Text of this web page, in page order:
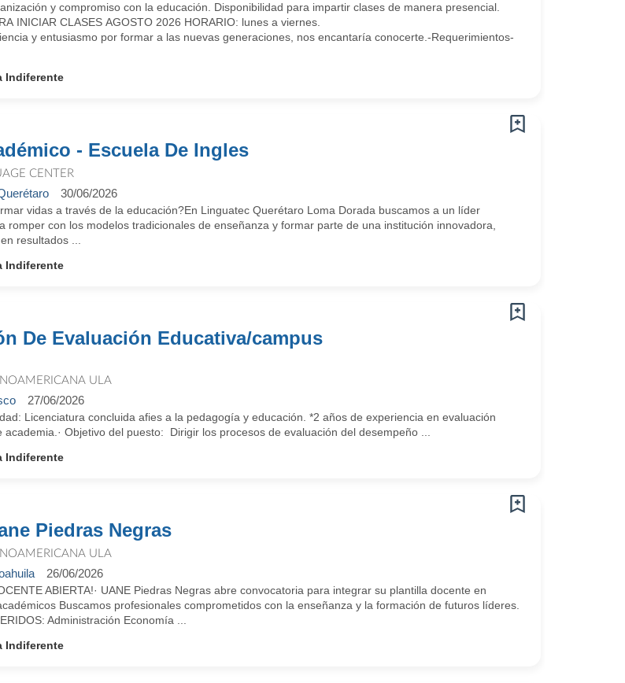
y compromiso con la educación. Disponibilidad para impartir clases de manera presencial.
INICIAR CLASES AGOSTO 2026 HORARIO: lunes a viernes.
y entusiasmo por formar a las nuevas generaciones, nos encantaría conocerte.-Requerimientos-
Indiferente
- Escuela De Ingles
CENTER
30/06/2026
vidas a través de la educación?En Linguatec Querétaro Loma Dorada buscamos a un líder
romper con los modelos tradicionales de enseñanza y formar parte de una institución innovadora,
resultados ...
Indiferente
De Evaluación Educativa/campus
ULA
27/06/2026
Licenciatura concluida afies a la pedagogía y educación. *2 años de experiencia en evaluación
Objetivo del puesto: Dirigir los procesos de evaluación del desempeño ...
Indiferente
Piedras Negras
ULA
26/06/2026
ABIERTA!· UANE Piedras Negras abre convocatoria para integrar su plantilla docente en
Buscamos profesionales comprometidos con la enseñanza y la formación de futuros líderes.
Administración Economía ...
Indiferente